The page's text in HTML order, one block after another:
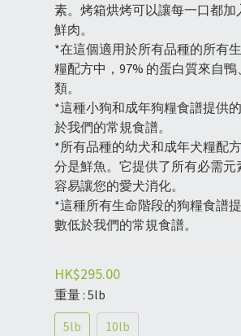
素。烤箱烘烤可以讓每一口都加
鮮肉。
*在這個適用於所有品種的所有
糧配方中，97% 的蛋白質來自鴨
類。
*這種小狗和成年狗糧食譜提供
於我們的常規食譜。
*所有品種的幼犬和成年犬糧配
分是鮮魚。它提供了所有必需元
容易讓您的愛犬消化。
*這種所有生命階段的狗糧食譜
數低於我們的常規食譜。
HK$295.00
重量: 5lb
5lb
10lb